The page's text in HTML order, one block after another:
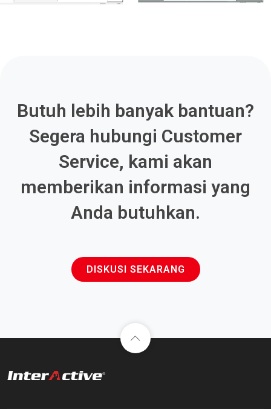
Butuh lebih banyak bantuan?
Segera hubungi Customer
Service, kami akan
memberikan informasi yang
Anda butuhkan.
DISKUSI SEKARANG